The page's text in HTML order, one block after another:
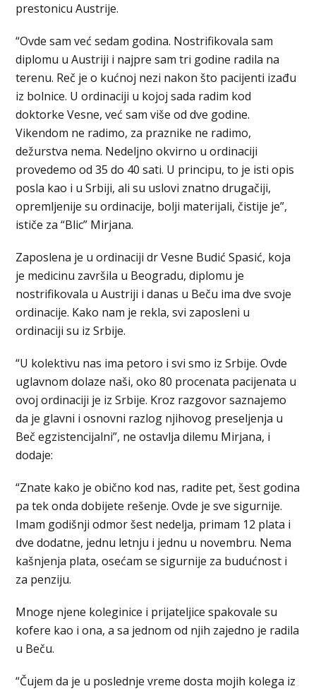
prestonicu Austrije.
“Ovde sam već sedam godina. Nostrifikovala sam
diplomu u Austriji i najpre sam tri godine radila na
terenu. Reč je o kućnoj nezi nakon što pacijenti izađu
iz bolnice. U ordinaciji u kojoj sada radim kod
doktorke Vesne, već sam više od dve godine.
Vikendom ne radimo, za praznike ne radimo,
dežurstva nema. Nedeljno okvirno u ordinaciji
provedemo od 35 do 40 sati. U principu, to je isti opis
posla kao i u Srbiji, ali su uslovi znatno drugačiji,
opremljenije su ordinacije, bolji materijali, čistije je”,
ističe za “Blic” Mirjana.
Zaposlena je u ordinaciji dr Vesne Budić Spasić, koja
je medicinu završila u Beogradu, diplomu je
nostrifikovala u Austriji i danas u Beču ima dve svoje
ordinacije. Kako nam je rekla, svi zaposleni u
ordinaciji su iz Srbije.
“U kolektivu nas ima petoro i svi smo iz Srbije. Ovde
uglavnom dolaze naši, oko 80 procenata pacijenata u
ovoj ordinaciji je iz Srbije. Kroz razgovor saznajemo
da je glavni i osnovni razlog njihovog preseljenja u
Beč egzistencijalni”, ne ostavlja dilemu Mirjana, i
dodaje:
“Znate kako je obično kod nas, radite pet, šest godina
pa tek onda dobijete rešenje. Ovde je sve sigurnije.
Imam godišnji odmor šest nedelja, primam 12 plata i
dve dodatne, jednu letnju i jednu u novembru. Nema
kašnjenja plata, osećam se sigurnije za budućnost i
za penziju.
Mnoge njene koleginice i prijateljice spakovale su
kofere kao i ona, a sa jednom od njih zajedno je radila
u Beču.
“Čujem da je u poslednje vreme dosta mojih kolega iz